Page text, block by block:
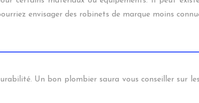
envisager des robinets de marque moins
Un bon plombier saura vous conseiller sur